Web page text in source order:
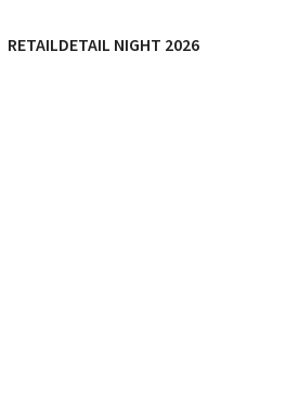
RETAILDETAIL NIGHT 2026